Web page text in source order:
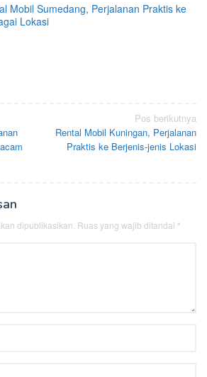
Mobil Sumedang, Perjalanan Praktis ke
Lokasi
Pos berikutnya
Rental Mobil Kuningan, Perjalanan
Praktis ke Berjenis-jenis Lokasi
dipublikasikan. Ruas yang wajib ditandai *